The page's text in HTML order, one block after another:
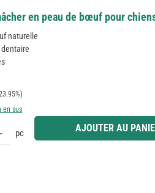
en peau de bœuf pour
naturelle
en sus
la quantité souhaitée ou utilisez les
pc AJOUTER AU